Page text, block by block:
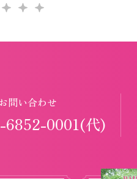
問い合わせ
0001(代)